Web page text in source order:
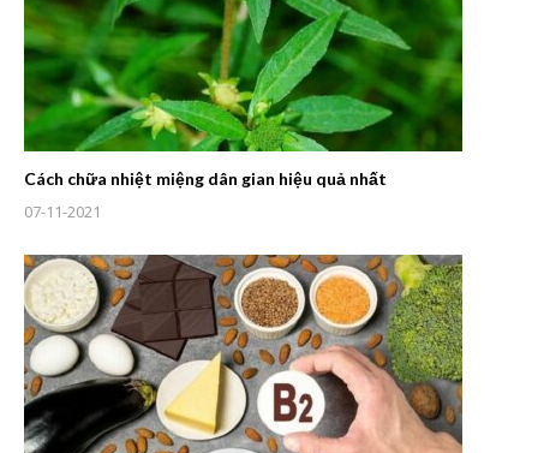
Cách chữa nhiệt miệng dân gian hiệu quả nhất
07-11-2021